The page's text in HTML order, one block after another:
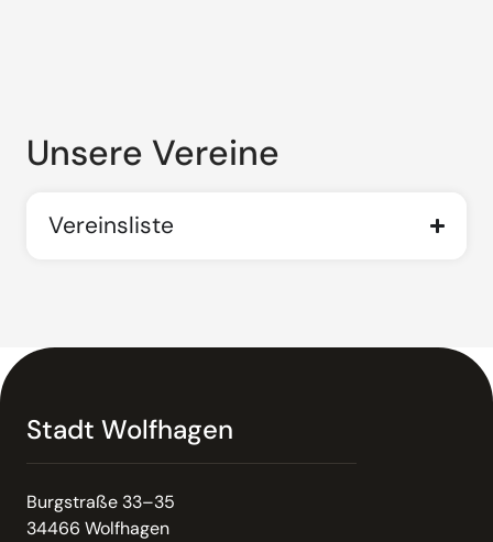
Unsere Vereine
Vereinsliste
Stadt Wolfhagen
Burgstraße 33–35
34466 Wolfhagen